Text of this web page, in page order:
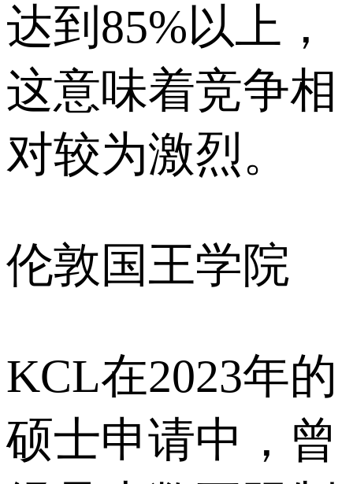
达到85%以上，
这意味着竞争相
对较为激烈。
伦敦国王学院
KCL在2023年的
硕士申请中，曾